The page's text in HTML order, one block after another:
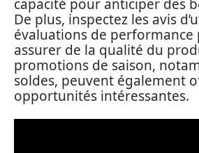
capacité pour anticiper des
De plus, inspectez les avis
évaluations de performance
assurer de la qualité du
promotions de saison,
soldes, peuvent également
opportunités intéressantes.